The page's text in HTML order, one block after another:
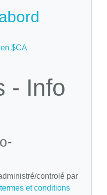
$CA
- Info
controlé par
termes et conditions